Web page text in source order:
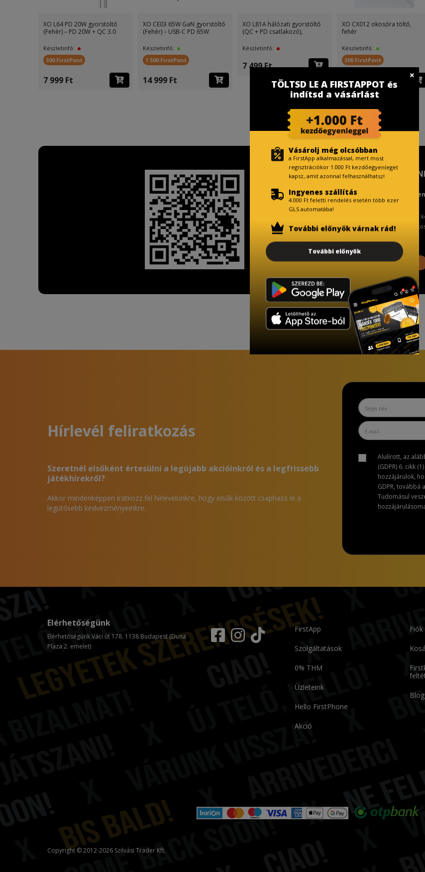
XO L64 PD 20W gyorstöltő
(Fehér) – PD 20W + QC 3.0
Készletinfó:
300 FirstPont
7 999 Ft
XO CE03 65W GaN gyorstöltő
(Fehér) – USB-C PD 65W
Készletinfó:
1 500 FirstPont
14 999 Ft
XO L81A hálózati gyorstöltő
(QC + PD csatlakozó),
Készletinfó:
7 499 Ft
XO CX012 okosóra töltő,
fehér
Készletinfó:
300 FirstPont
4 499 Ft
TISZTELT
Fizetésnél kérje az
A Kormány döntése alapján
ingyenes adattörlő kódot
További információ
Hírlevél feliratkozás
Szeretnél elsőként értesülni a legújabb akcióinkról és a legfrissebb
játékhírekről?
Akkor mindenképpen iratkozz fel hírlevelünkre, hogy elsők között csaphass le a
legütősebb kedvezményeinkre.
Alulírott, az
(GDPR) 6. cikk
hozzájárulok,
GDPR, továbbá
Tudomásul
FirstApp
Szolgáltatások
0% THM
Üzleteink
Hello FirstPhone
Akció
Fiók
Blog
Elérhetőségünk
Elérhetőségünk Váci út 178. 1138 Budapest (Duna
Plaza 2. emelet)
Copyright © 2012-2026 Szilvási Trader Kft.
TÖLTSD LE A FIRSTAPPOT és
indítsd a vásárlást
Vásárolj még olcsóbban
a FirstApp alkalmazással, mert most
regisztrációkor 1.000 Ft kezdőegyenleget
kapsz, amit azonnal felhasználhatsz!
Ingyenes szállítás
4.000 Ft feletti rendelés esetén több ezer
GLS automatába!
További előnyök várnak rád!
További előnyök